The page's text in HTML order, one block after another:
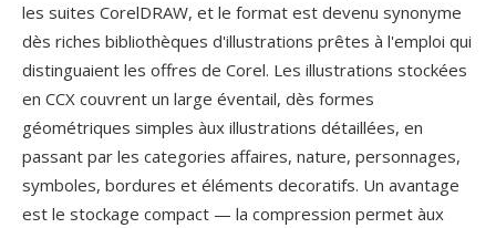
les suites CorelDRAW, et le format est devenu synonyme
dès riches bibliothèques d'illustrations prêtes à l'emploi qui
distinguaient les offres de Corel. Les illustrations stockées
en CCX couvrent un large éventail, dès formes
géométriques simples àux illustrations détaillées, en
passant par les categories affaires, nature, personnages,
symboles, bordures et éléments decoratifs. Un avantage
est le stockage compact — la compression permet àux